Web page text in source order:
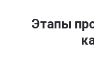
Этапы